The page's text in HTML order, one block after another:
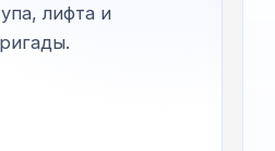
лифта и